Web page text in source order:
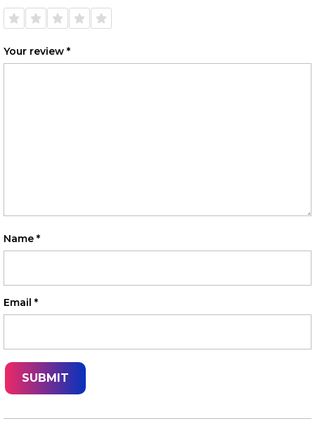
Your review *
Name *
Email *